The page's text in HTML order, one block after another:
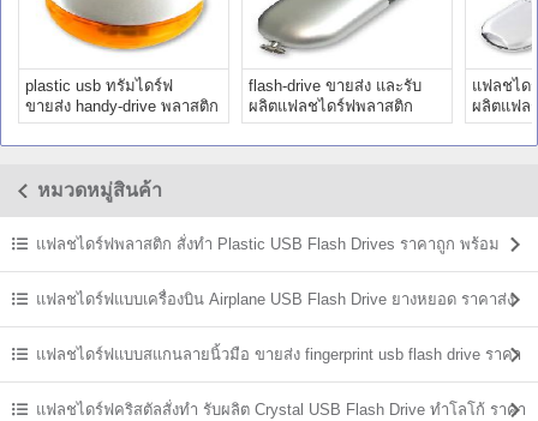
plastic usb ทรัมไดร์ฟ
ขายส่ง handy-drive พลาสติก
สั่งทำ ราคาโรงงาน
flash-drive ขายส่ง และรับ
ผลิตแฟลชไดร์ฟพลาสติก
พร้อมสกรีนโลโก้ ราคาถูก
แฟลชได
ผลิตแฟล
พร้อมสก
หมวดหมู่สินค้า
แฟลชไดร์ฟพลาสติก สั่งทำ Plastic USB Flash Drives ราคาถูก พร้อม
สกรีนแฟลชไดร์ฟแบบเครื่องบิน Airplane USB Flash Drive ยางหยอด ราคาส่ง
แฟลชไดร์ฟแบบสแกนลายนิ้วมือ ขายส่ง fingerprint usb flash drive ราคา
ถูก แฟลชไดร์ฟคริสตัลสั่งทำ รับผลิต Crystal USB Flash Drive ทำโลโก้ ราคา